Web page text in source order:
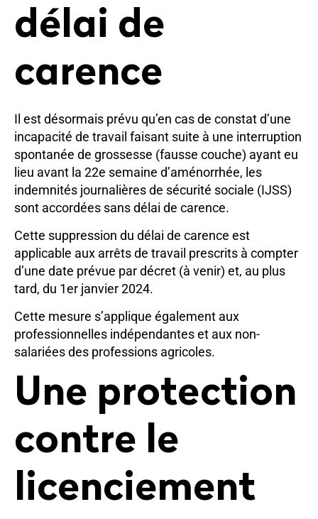
délai de
carence
Il est désormais prévu qu’en cas de constat d’une
incapacité de travail faisant suite à une interruption
spontanée de grossesse (fausse couche) ayant eu
lieu avant la 22e semaine d’aménorrhée, les
indemnités journalières de sécurité sociale (IJSS)
sont accordées sans délai de carence.
Cette suppression du délai de carence est
applicable aux arrêts de travail prescrits à compter
d’une date prévue par décret (à venir) et, au plus
tard, du 1er janvier 2024.
Cette mesure s’applique également aux
professionnelles indépendantes et aux non-
salariées des professions agricoles.
Une protection
contre le
licenciement